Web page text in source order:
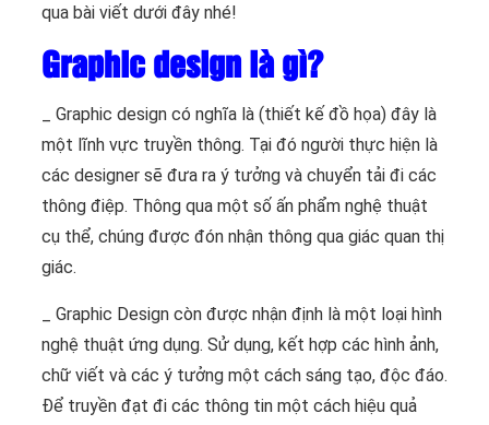
qua bài viết dưới đây nhé!
Graphic design là gì?
_ Graphic design có nghĩa là (thiết kế đồ họa) đây là
một lĩnh vực truyền thông. Tại đó người thực hiện là
các designer sẽ đưa ra ý tưởng và chuyển tải đi các
thông điệp. Thông qua một số ấn phẩm nghệ thuật
cụ thể, chúng được đón nhận thông qua giác quan thị
giác.
_ Graphic Design còn được nhận định là một loại hình
nghệ thuật ứng dụng. Sử dụng, kết hợp các hình ảnh,
chữ viết và các ý tưởng một cách sáng tạo, độc đáo.
Để truyền đạt đi các thông tin một cách hiệu quả